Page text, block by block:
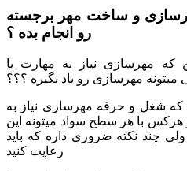
و ساخت مهر برجسته
رو انجام بده ؟
که مهرسازی نیاز به مهارت یا
مهرسازی رو یاد بگیره ؟؟؟
که شغل و حرفه مهرسازی نیاز به
با هر سطح سواد میتونه این
چند نکته ضروری داره که باید
رعایت کنید